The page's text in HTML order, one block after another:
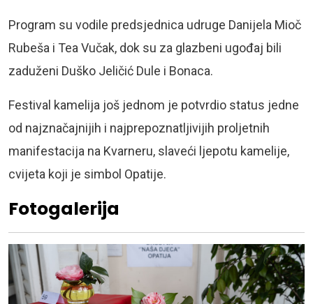
Program su vodile predsjednica udruge Danijela Mioč
Rubeša i Tea Vučak, dok su za glazbeni ugođaj bili
zaduženi Duško Jeličić Dule i Bonaca.
Festival kamelija još jednom je potvrdio status jedne
od najznačajnijih i najprepoznatljivijih proljetnih
manifestacija na Kvarneru, slaveći ljepotu kamelije,
cvijeta koji je simbol Opatije.
Fotogalerija